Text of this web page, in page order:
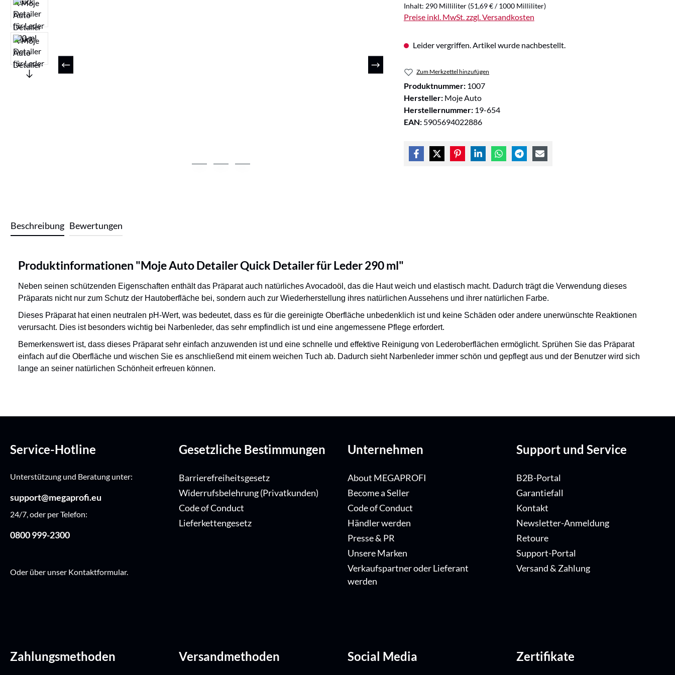
Inhalt: 290 Milliliter (51,69 € / 1000 Milliliter)
Preise inkl. MwSt. zzgl. Versandkosten
Leider vergriffen. Artikel wurde nachbestellt.
Zum Merkzettel hinzufügen
Produktnummer: 1007
Hersteller: Moje Auto
Herstellernummer: 19-654
EAN: 5905694022886
Beschreibung Bewertungen
Produktinformationen "Moje Auto Detailer Quick Detailer für Leder 290 ml"
Neben seinen schützenden Eigenschaften enthält das Präparat auch natürliches Avocadoöl, das die Haut weich und elastisch macht. Dadurch trägt die Verwendung dieses
Präparats nicht nur zum Schutz der Hautoberfläche bei, sondern auch zur Wiederherstellung ihres natürlichen Aussehens und ihrer natürlichen Farbe.
Dieses Präparat hat einen neutralen pH-Wert, was bedeutet, dass es für die gereinigte Oberfläche unbedenklich ist und keine Schäden oder andere unerwünschte Reaktionen
verursacht. Dies ist besonders wichtig bei Narbenleder, das sehr empfindlich ist und eine angemessene Pflege erfordert.
Bemerkenswert ist, dass dieses Präparat sehr einfach anzuwenden ist und eine schnelle und effektive Reinigung von Lederoberflächen ermöglicht. Sprühen Sie das Präparat
einfach auf die Oberfläche und wischen Sie es anschließend mit einem weichen Tuch ab. Dadurch sieht Narbenleder immer schön und gepflegt aus und der Benutzer wird sich
lange an seiner natürlichen Schönheit erfreuen können.
Service-Hotline
Unterstützung und Beratung unter:
support@megaprofi.eu
24/7, oder per Telefon:
0800 999-2300
Oder über unser Kontaktformular.
Gesetzliche Bestimmungen
Barrierefreiheitsgesetz
Widerrufsbelehrung (Privatkunden)
Code of Conduct
Lieferkettengesetz
Unternehmen
About MEGAPROFI
Become a Seller
Code of Conduct
Händler werden
Presse & PR
Unsere Marken
Verkaufspartner oder Lieferant
werden
Support und Service
B2B-Portal
Garantiefall
Kontakt
Newsletter-Anmeldung
Retoure
Support-Portal
Versand & Zahlung
Zahlungsmethoden Versandmethoden Social Media Zertifikate